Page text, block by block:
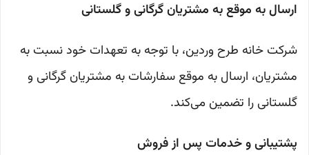
ارسال به موقع به مشتریان گرگانی و گلستانی
شرکت خانه طرح وردین، با توجه به تعهدات خود نسبت به
مشتریان، ارسال به موقع سفارشات به مشتریان گرگانی و
گلستانی را تضمین می‌کند.
پشتیبانی و خدمات پس از فروش